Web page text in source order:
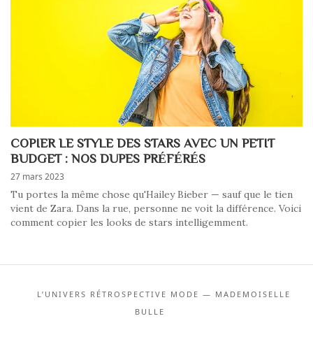
COPIER LE STYLE DES STARS AVEC UN PETIT
BUDGET : NOS DUPES PRÉFÉRÉS
27 mars 2023
Tu portes la même chose qu'Hailey Bieber — sauf que le tien
vient de Zara. Dans la rue, personne ne voit la différence. Voici
comment copier les looks de stars intelligemment.
L’UNIVERS RÉTROSPECTIVE MODE — MADEMOISELLE
BULLE